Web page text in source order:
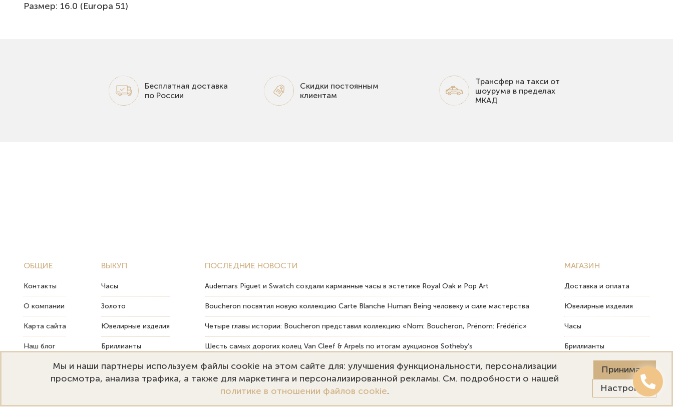
Размер: 16.0 (Europa 51)
Бесплатная доставка
по России
Скидки постоянным
клиентам
Трансфер на такси от
шоурума в пределах
МКАД
ОБЩИЕ
Контакты
О компании
Карта сайта
Наш блог
ВЫКУП
Часы
Золото
Ювелирные изделия
Бриллианты
Монеты
ПОСЛЕДНИЕ НОВОСТИ
Audemars Piguet и Swatch создали карманные часы в эстетике Royal Oak и Pop Art
Boucheron посвятил новую коллекцию Carte Blanche Human Being человеку и силе мастерства
Четыре главы истории: Boucheron представил коллекцию «Nom: Boucheron, Prénom: Frédéric»
Шесть самых дорогих колец Van Cleef & Arpels по итогам аукционов Sotheby’s
Как твердость драгоценных камней влияет на долговечность ювелирных изделий
МАГАЗИН
Доставка и оплата
Ювелирные изделия
Часы
Бриллианты
Пост-продажный сервис
Мы и наши партнеры используем файлы cookie на этом сайте для: улучшения функциональности, персонализации
просмотра, анализа трафика, а также для маркетинга и персонализированной рекламы. См. подробности о нашей
политике в отношении файлов cookie.
Принимаю
Настройки